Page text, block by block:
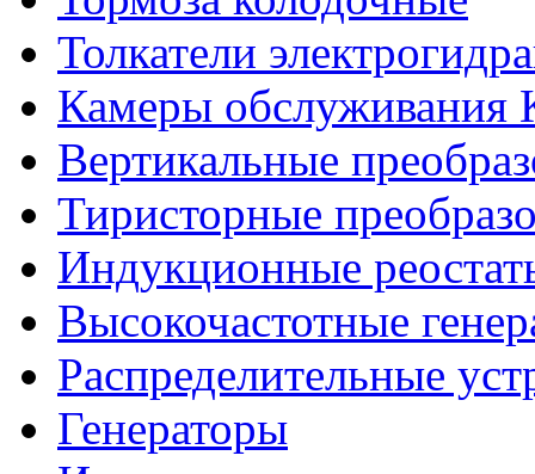
Толкатели
Камеры
Вертикальные
Тиристорные
Индукционные
Высокочастотные
Распределительные
Генераторы